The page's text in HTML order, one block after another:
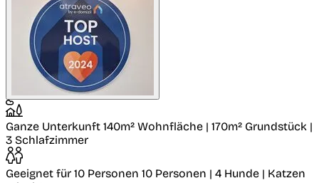
Ganze Unterkunft 140m² Wohnfläche | 170m² Grundstück |
3 Schlafzimmer
Geeignet für 10 Personen 10 Personen | 4 Hunde | Katzen